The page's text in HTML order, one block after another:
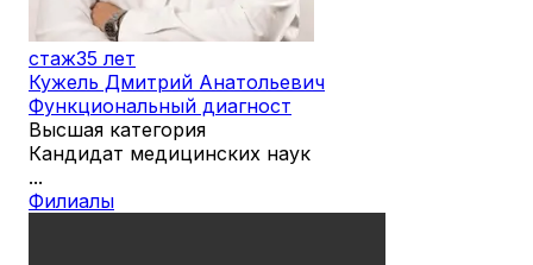
стаж35 лет
Кужель Дмитрий Анатольевич
Функциональный диагност
Высшая категория
Кандидат медицинских наук
...
Филиалы